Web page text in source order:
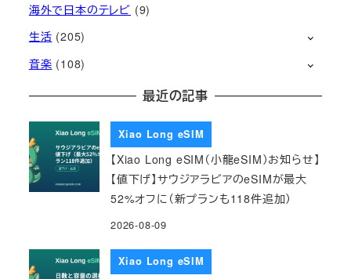
海外で日本のテレビ (9)
生活 (205)
音楽 (108)
最近の記事
Xiao Long eSIM
【Xiao Long eSIM（小龍eSIM）お知らせ】
【値下げ】サウジアラビアのeSIMが最大
52%オフに（新プランも118件追加）
2026-08-09
Xiao Long eSIM